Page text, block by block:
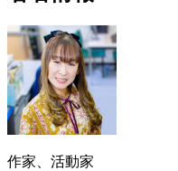
作家、活動家